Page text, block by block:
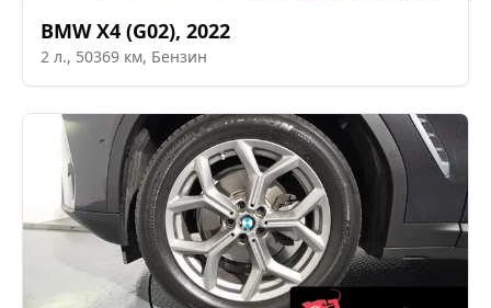
BMW X4 (G02), 2022
2 л., 50369 км, Бензин